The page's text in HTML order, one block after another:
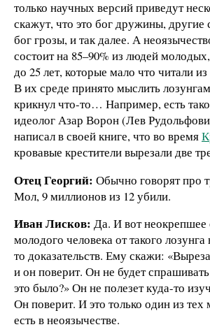
только научных версий приведут
скажут, что это бог дружины, другие
бог грозы, и так далее. А
состоит на 85–90% из людей
до 25 лет, которые мало что читали
В их среде принято мыслить
крикнул что-то… Например, есть
идеолог Азар Ворон (Лев
написал в своей книге, что во время
кровавые крестители вырезали две
Отец Георгий: Обычно говорят про
Мол, 9 миллионов из 12 убили.
Иван Лисков: Да. И вот неокрепшее
молодого человека от такого лозунга
то доказательств. Ему скажи:
и он поверит. Он не будет
это было?» Он не полезет куда-то
Он поверит. И это только один из
есть в неоязычестве.